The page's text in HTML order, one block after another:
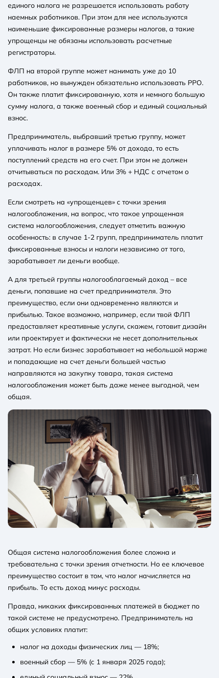
единого налога не разрешается использовать работу
наемных работников. При этом для нее используются
наименьшие фиксированные размеры налогов, а такие
упрощенцы не обязаны использовать расчетные
регистраторы.
ФЛП на второй группе может нанимать уже до 10
работников, но вынужден обязательно использовать РРО.
Он также платит фиксированную, хотя и немного большую
сумму налога, а также военный сбор и единый социальный
взнос.
Предприниматель, выбравший третью группу, может
уплачивать налог в размере 5% от дохода, то есть
поступлений средств на его счет. При этом не должен
отчитываться по расходам. Или 3% + НДС с отчетом о
расходах.
Если смотреть на «упрощенцев» с точки зрения
налогообложения, на вопрос, что такое упрощенная
система налогообложения, следует отметить важную
особенность: в случае 1-2 групп, предприниматель платит
фиксированные взносы и налоги независимо от того,
зарабатывает ли деньги вообще.
А для третьей группы налогооблагаемый доход – все
деньги, попавшие на счет предпринимателя. Это
преимущество, если они одновременно являются и
прибылью. Такое возможно, например, если твой ФЛП
предоставляет креативные услуги, скажем, готовит дизайн
или проектирует и фактически не несет дополнительных
затрат. Но если бизнес зарабатывает на небольшой марже
и попадающие на счет деньги большей частью
направляются на закупку товара, такая система
налогообложения может быть даже менее выгодной, чем
общая.
Общая система налогообложения более сложна и
требовательна с точки зрения отчетности. Но ее ключевое
преимущество состоит в том, что налог начисляется на
прибыль. То есть доход минус расходы.
Правда, никаких фиксированных платежей в бюджет по
такой системе не предусмотрено. Предприниматель на
общих условиях платит:
налог на доходы физических лиц — 18%;
военный сбор — 5% (c 1 января 2025 года);